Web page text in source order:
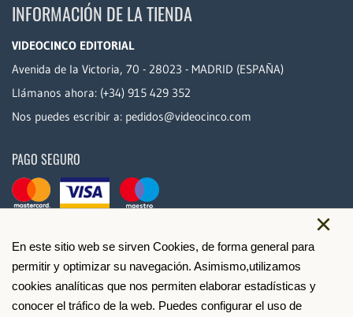
×
En este sitio web se sirven Cookies, de forma general para
permitir y optimizar su navegación. Asimismo,utilizamos
cookies analíticas que nos permiten elaborar estadísticas y
conocer el tráfico de la web. Puedes configurar el uso de
INFORMACIÓN DE LA TIENDA
VIDEOCINCO EDITORIAL
Avenida de la Victoria, 70 - 28023 - MADRID (ESPAÑA)
Llámanos ahora: (+34) 915 429 352
Nos puedes escribir a: pedidos@videocinco.com
PAGO SEGURO